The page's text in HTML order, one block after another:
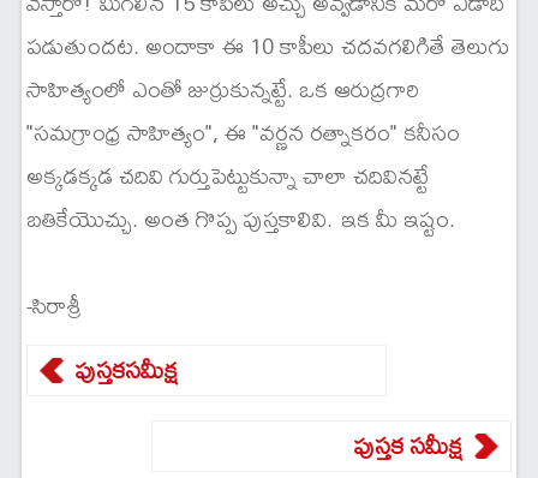
పడుతుందట. అందాకా ఈ 10 కాపీలు చదవగలిగితే తెలుగు
సాహిత్యంలో ఎంతో జుర్రుకున్నట్టే. ఒక ఆరుద్రగారి
"సమగ్రాంధ్ర సాహిత్యం", ఈ "వర్ణన రత్నాకరం" కనీసం
అక్కడక్కడ చదివి గుర్తుపెట్టుకున్నా చాలా చదివినట్టే
బతికేయొచ్చు. అంత గొప్ప పుస్తకాలివి. ఇక మీ ఇష్టం.
-సిరాశ్రీ
పుస్తకసమీక్ష
పుస్తక సమీక్ష